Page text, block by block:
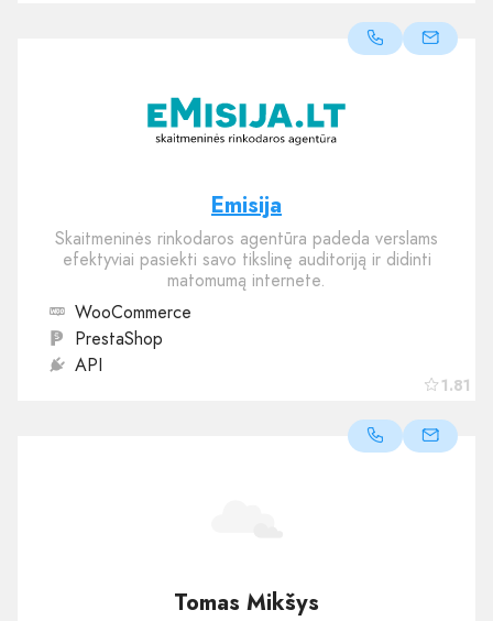
1.81
Emisija
Skaitmeninės rinkodaros agentūra padeda verslams
efektyviai pasiekti savo tikslinę auditoriją ir didinti
matomumą internete.
WooCommerce
PrestaShop
API
Tomas Mikšys